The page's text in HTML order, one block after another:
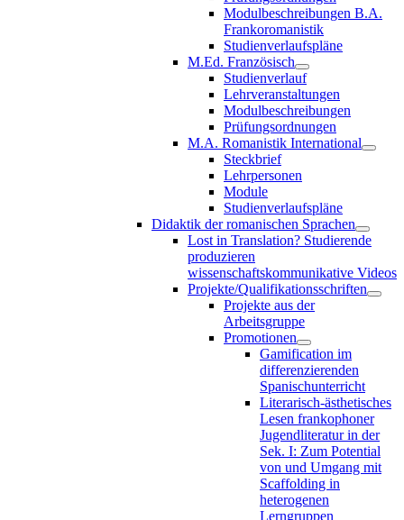
Modulbeschreibungen B.A.
Frankoromanistik
Studienverlaufspläne
M.Ed. Französisch
Studienverlauf
Lehrveranstaltungen
Modulbeschreibungen
Prüfungsordnungen
M.A. Romanistik International
Steckbrief
Lehrpersonen
Module
Studienverlaufspläne
Didaktik der romanischen Sprachen
Lost in Translation? Studierende
produzieren
wissenschaftskommunikative Videos
Projekte/Qualifikationsschriften
Projekte aus der
Arbeitsgruppe
Promotionen
Gamification im
differenzierenden
Spanischunterricht
Literarisch-ästhetisches
Lesen frankophoner
Jugendliteratur in der
Sek. I: Zum Potential
von und Umgang mit
Scaffolding in
heterogenen
Lerngruppen